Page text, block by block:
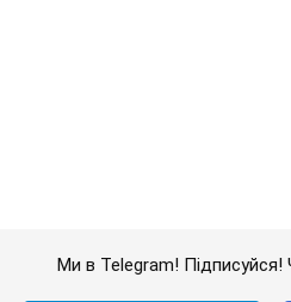
Ми в Telegram! Підписуйся!